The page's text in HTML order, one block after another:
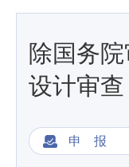
除国务
设计审查
申 报